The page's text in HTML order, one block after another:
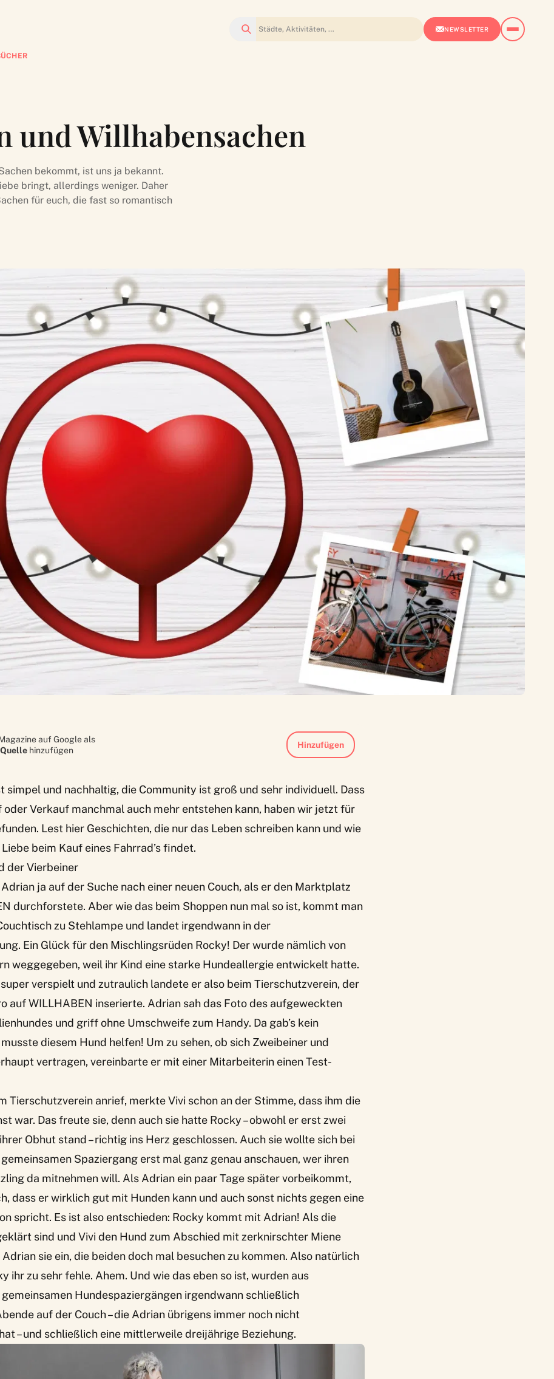
Suchen NEWSLETTER
und Willhabensachen
bekommt, ist uns ja bekannt.
bringt, allerdings weniger. Daher
für euch, die fast so romantisch
auf Google als
hinzufügen
Hinzufügen
simpel und nachhaltig, die Community ist groß und sehr individuell. Dass
oder Verkauf manchmal auch mehr entstehen kann, haben wir jetzt für
Lest hier Geschichten, die nur das Leben schreiben kann und wie
beim Kauf eines Fahrrad’s findet.
der Vierbeiner
ja auf der Suche nach einer neuen Couch, als er den Marktplatz
durchforstete. Aber wie das beim Shoppen nun mal so ist, kommt man
zu Stehlampe und landet irgendwann in der
Ein Glück für den Mischlingsrüden Rocky! Der wurde nämlich von
weggegeben, weil ihr Kind eine starke Hundeallergie entwickelt hatte.
super verspielt und zutraulich landete er also beim Tierschutzverein, der
auf WILLHABEN inserierte. Adrian sah das Foto des aufgeweckten
und griff ohne Umschweife zum Handy. Da gab’s kein
diesem Hund helfen! Um zu sehen, ob sich Zweibeiner und
vertragen, vereinbarte er mit einer Mitarbeiterin einen Test-
Tierschutzverein anrief, merkte Vivi schon an der Stimme, dass ihm die
war. Das freute sie, denn auch sie hatte Rocky – obwohl er erst zwei
Obhut stand – richtig ins Herz geschlossen. Auch sie wollte sich bei
Spaziergang erst mal ganz genau anschauen, wer ihren
da mitnehmen will. Als Adrian ein paar Tage später vorbeikommt,
dass er wirklich gut mit Hunden kann und auch sonst nichts gegen eine
spricht. Es ist also entschieden: Rocky kommt mit Adrian! Als die
sind und Vivi den Hund zum Abschied mit zerknirschter Miene
sie ein, die beiden doch mal besuchen zu kommen. Also natürlich
ihr zu sehr fehle. Ahem. Und wie das eben so ist, wurden aus
Hundespaziergängen irgendwann schließlich
auf der Couch – die Adrian übrigens immer noch nicht
– und schließlich eine mittlerweile dreijährige Beziehung.